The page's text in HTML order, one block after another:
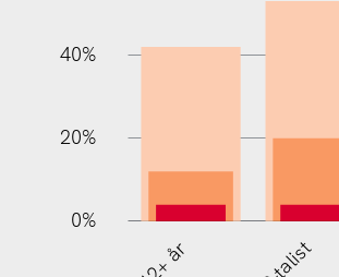
40%
20%
0%